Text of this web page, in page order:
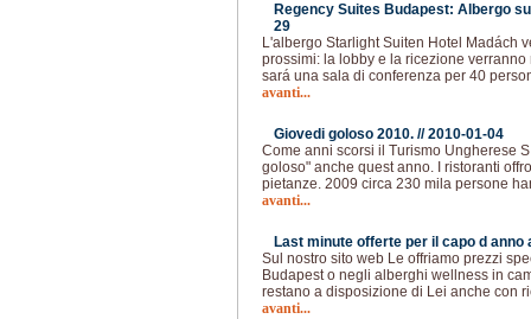
Regency Suites Budapest: Albergo
29
L'albergo Starlight Suiten Hotel Madách
prossimi: la lobby e la ricezione
sará una sala di conferenza per 40
avanti...
Giovedi goloso 2010. //2010-01-04
Come anni scorsi il Turismo Ungherese
goloso" anche quest anno. I ristoranti
pietanze. 2009 circa 230 mila persone
avanti...
Last minute offerte per il capo d anno
Sul nostro sito web Le offriamo prezzi
Budapest o negli alberghi wellness in
restano a disposizione di Lei anche con
avanti...